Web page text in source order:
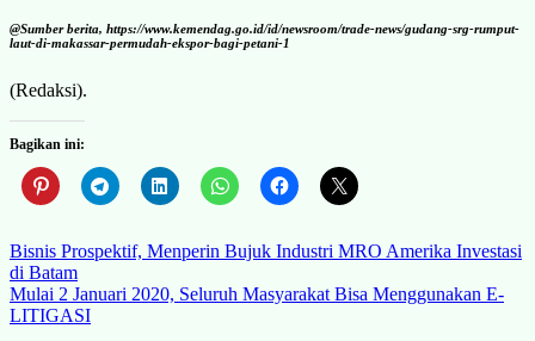
@Sumber berita, https://www.kemendag.go.id/id/newsroom/trade-news/gudang-srg-rumput-
laut-di-makassar-permudah-ekspor-bagi-petani-1
(Redaksi).
Bagikan ini:
Navigasi
pos
Bisnis Prospektif, Menperin Bujuk Industri MRO Amerika Investasi
di Batam
Mulai 2 Januari 2020, Seluruh Masyarakat Bisa Menggunakan E-
LITIGASI